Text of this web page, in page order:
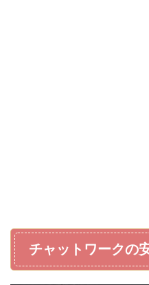
チャットワークの